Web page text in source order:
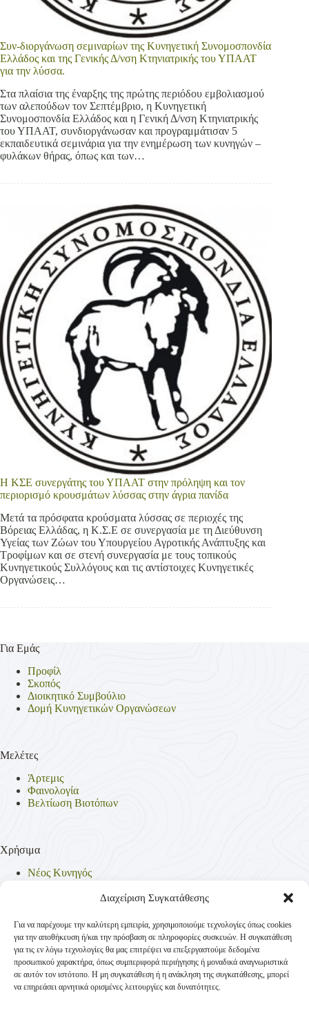
Διαχείριση Συγκατάθεσης
Για να παρέχουμε την καλύτερη εμπειρία, χρησιμοποιούμε τεχνολογίες όπως cookies
για την αποθήκευση ή/και την πρόσβαση σε πληροφορίες συσκευών. Η συγκατάθεση
για τις εν λόγω τεχνολογίες θα μας επιτρέψει να επεξεργαστούμε δεδομένα
προσωπικού χαρακτήρα, όπως συμπεριφορά περιήγησης ή μοναδικά αναγνωριστικά
σε αυτόν τον ιστότοπο. Η μη συγκατάθεση ή η ανάκληση της συγκατάθεσης, μπορεί
να επηρεάσει αρνητικά ορισμένες λειτουργίες και δυνατότητες.
Συν-διοργάνωση σεμιναρίων της Κυνηγετική Συνομοσπονδία
Ελλάδος και της Γενικής Δ/νση Κτηνιατρικής του ΥΠΑΑΤ
για την λύσσα.
Στα πλαίσια της έναρξης της πρώτης περιόδου εμβολιασμού
των αλεπούδων τον Σεπτέμβριο, η Κυνηγετική
Συνομοσπονδία Ελλάδος και η Γενική Δ/νση Κτηνιατρικής
του ΥΠΑΑΤ, συνδιοργάνωσαν και προγραμμάτισαν 5
εκπαιδευτικά σεμινάρια για την ενημέρωση των κυνηγών –
φυλάκων θήρας, όπως και των…
Η ΚΣΕ συνεργάτης του ΥΠΑΑΤ στην πρόληψη και τον
περιορισμό κρουσμάτων λύσσας στην άγρια πανίδα
Μετά τα πρόσφατα κρούσματα λύσσας σε περιοχές της
Βόρειας Ελλάδας, η Κ.Σ.Ε σε συνεργασία με τη Διεύθυνση
Υγείας των Ζώων του Υπουργείου Αγροτικής Ανάπτυξης και
Τροφίμων και σε στενή συνεργασία με τους τοπικούς
Κυνηγετικούς Συλλόγους και τις αντίστοιχες Κυνηγετικές
Οργανώσεις…
Για Εμάς
Προφίλ
Σκοπός
Διοικητικό Συμβούλιο
Δομή Κυνηγετικών Οργανώσεων
Μελέτες
Άρτεμις
Φαινολογία
Βελτίωση Βιοτόπων
Χρήσιμα
Νέος Κυνηγός
Νομοθεσία
Πολιτική Απορρήτου
Πολιτική Cookies (ΕΕ)
Επικοινωνία